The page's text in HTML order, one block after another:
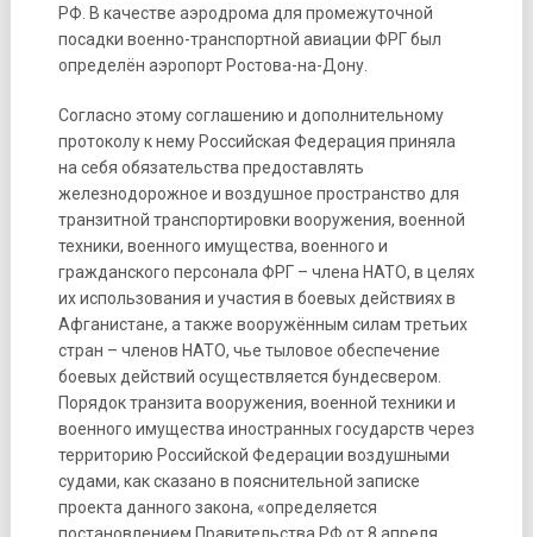
РФ. В качестве аэродрома для промежуточной
посадки военно-транспортной авиации ФРГ был
определён аэропорт Ростова-на-Дону.
Согласно этому соглашению и дополнительному
протоколу к нему Российская Федерация приняла
на себя обязательства предоставлять
железнодорожное и воздушное пространство для
транзитной транспортировки вооружения, военной
техники, военного имущества, военного и
гражданского персонала ФРГ – члена НАТО, в целях
их использования и участия в боевых действиях в
Афганистане, а также вооружённым силам третьих
стран – членов НАТО, чье тыловое обеспечение
боевых действий осуществляется бундесвером.
Порядок транзита вооружения, военной техники и
военного имущества иностранных государств через
территорию Российской Федерации воздушными
судами, как сказано в пояснительной записке
проекта данного закона, «определяется